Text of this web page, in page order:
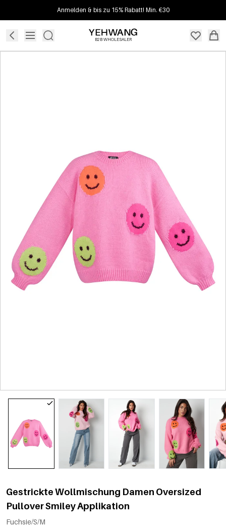
Anmelden & bis zu 15% Rabatt! Min. €30
B2B WHOLESALER
Gestrickte Wollmischung Damen Oversized
Pullover Smiley Applikation
Fuchsie/S/M